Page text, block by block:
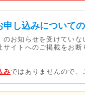
申し込みについて
お知らせを受けてい
イトへのご掲載をお
みではありませんので